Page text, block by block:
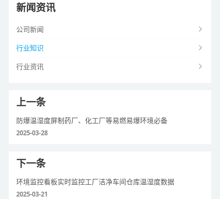
新闻资讯
公司新闻
行业知识
行业资讯
上一条
防爆温湿度屏制药厂、化工厂等易燃易爆环境必备
2025-03-28
下一条
环境监控看板实时监控工厂洁净车间仓库温湿度数据
2025-03-21